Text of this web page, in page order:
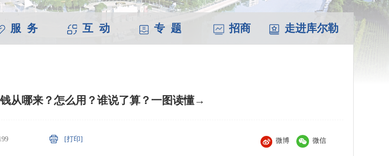
服 务 互 动 专 题 招商 走进库尔勒
从哪来？怎么用？谁说了算？一图读懂→
[打印] 微博 微信